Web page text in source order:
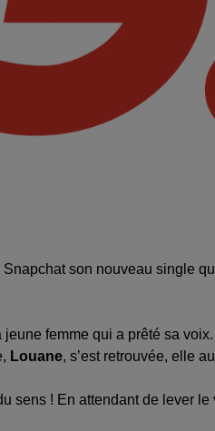
son nouveau single
femme qui a prêté sa
Louane, s’est retrouvée, elle
sens ! En attendant de lever le